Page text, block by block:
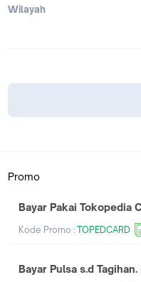
Wilayah
Promo
Bayar Pakai Tokopedia
Kode Promo :TOPEDCARD
Bayar Pulsa s.d